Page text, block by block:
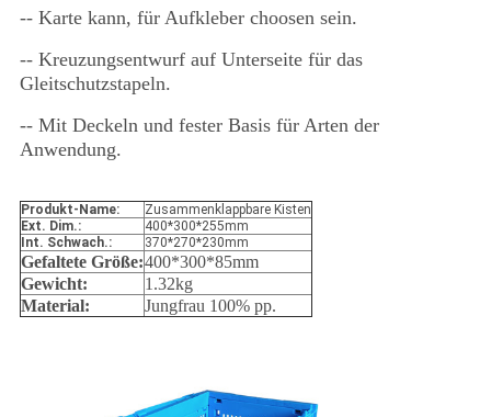
-- Karte kann, für Aufkleber choosen sein.
-- Kreuzungsentwurf auf Unterseite für das
Gleitschutzstapeln.
-- Mit Deckeln und fester Basis für Arten der
Anwendung.
Produkt-Name:
Zusammenklappbare Kisten
Ext. Dim.:
400*300*255mm
Int. Schwach.:
370*270*230mm
Gefaltete Größe:400*300*85mm
Gewicht:
1.32kg
Material:
Jungfrau 100% pp.